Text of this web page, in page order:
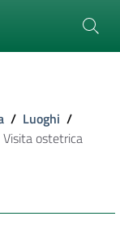
/ Luoghi /
Visita ostetrica